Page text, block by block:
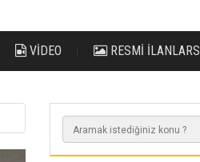
VİDEO RESMİ İLANLARS